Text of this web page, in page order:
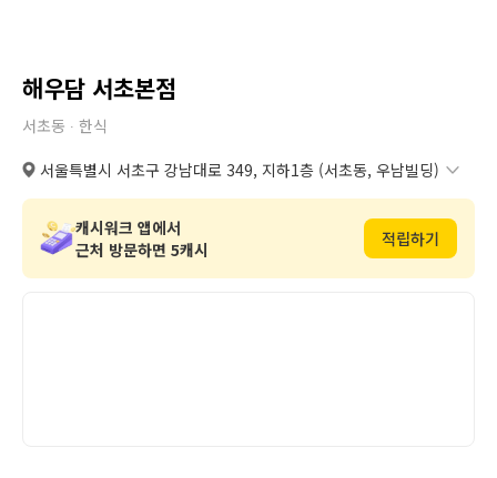
해우담 서초본점
서초동 ∙ 한식
서울특별시 서초구 강남대로 349, 지하1층 (서초동, 우남빌딩)
복사
지번 서울특별시 서초구 서초동 1329번지 4호 우남빌딩 지하1층 복사
캐시워크 앱에서
근처 방문하면 5캐시
적립하기